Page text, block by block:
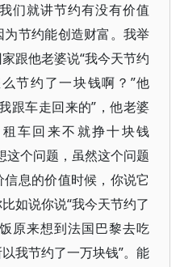
们就讲节约有没有价值
节约能创造财富。我举
跟他老婆说“我今天节约
节约了一块钱啊？”他
跟车走回来的”，他老婆
车回来不就挣十块钱
这个问题，虽然这个问题
息的价值时候，你说它
如说你说“我今天节约了
原来想到法国巴黎去吃
我节约了一万块钱”。能